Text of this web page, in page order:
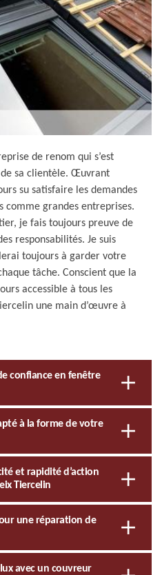
de renom qui s’est
sa clientèle. Œuvrant
su satisfaire les demandes
grandes entreprises.
je fais toujours preuve de
responsabilités. Je suis
toujours à garder votre
tâche. Conscient que la
accessible à tous les
une main d’œuvre à
confiance en fenêtre
à la forme de votre
et rapidité d’action
Tiercelin
une réparation de
avec un couvreur